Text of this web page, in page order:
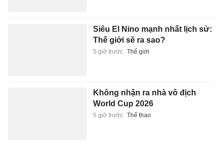
Siêu El Nino mạnh nhất lịch sử:
Thế giới sẽ ra sao?
5 giờ trước Thế giới
Không nhận ra nhà vô địch
World Cup 2026
5 giờ trước Thể thao